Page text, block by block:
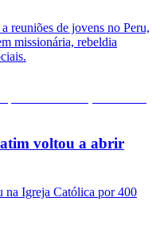
reuniões de jovens no Peru,
missionária, rebeldia
voltou a abrir
na Igreja Católica por 400